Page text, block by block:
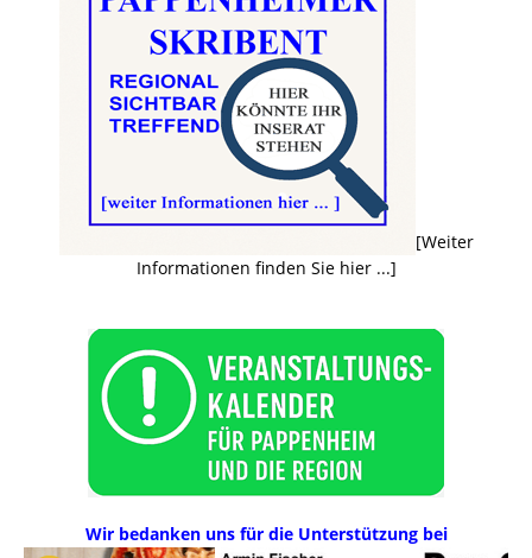
[Weiter
Informationen finden Sie hier ...]
Wir bedanken uns für die Unterstützung bei